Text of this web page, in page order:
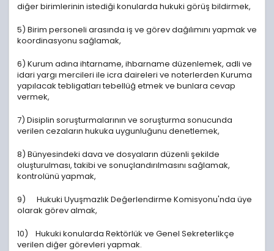
diğer birimlerinin istediği konularda hukuki görüş bildirmek,
5) Birim personeli arasında iş ve görev dağılımını yapmak ve
koordinasyonu sağlamak,
6) Kurum adına ihtarname, ihbarname düzenlemek, adli ve
idari yargı mercileri ile icra daireleri ve noterlerden Kuruma
yapılacak tebligatları tebellüğ etmek ve bunlara cevap
vermek,
7) Disiplin soruşturmalarının ve soruşturma sonucunda
verilen cezaların hukuka uygunluğunu denetlemek,
8) Bünyesindeki dava ve dosyaların düzenli şekilde
oluşturulması, takibi ve sonuçlandırılmasını sağlamak,
kontrolünü yapmak,
9) Hukuki Uyuşmazlık Değerlendirme Komisyonu'nda üye
olarak görev almak,
10) Hukuki konularda Rektörlük ve Genel Sekreterlikçe
verilen diğer görevleri yapmak.